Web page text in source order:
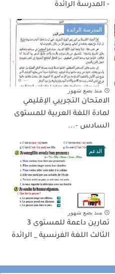
- المدرسة الرائدة
المدرسة الرائدة
منذ بضع شهور
الامتحان التجريبي الإقليمي
لمادة اللغة العربية للمستوى
السادس -...
الدعم
منذ بضع شهور
تمارين داعمة للمستوى 3
الثالث اللغة الفرنسية _ الرائدة